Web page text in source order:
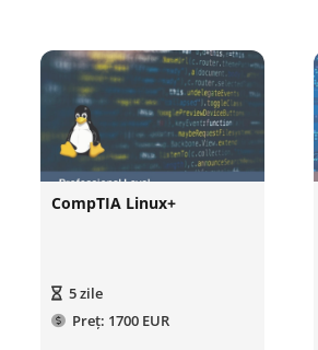
CompTIA Linux+
5zile
Preț: 1700 EUR